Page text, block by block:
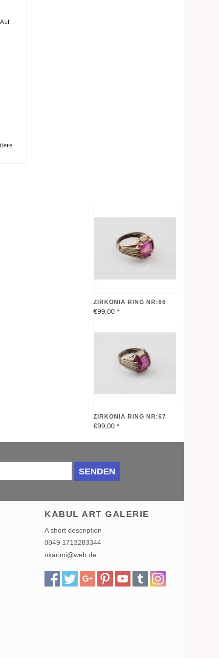
ZIRKONIA RING NR:66
€99,00 *
ZIRKONIA RING NR:67
€99,00 *
SENDEN
KABUL ART GALERIE
A short description
0049 1713283344
nkarimi@web.de